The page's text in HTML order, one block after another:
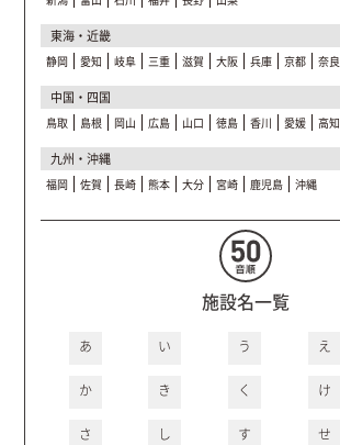
東海・近畿
静岡 愛知 岐阜 三重 滋賀 大阪 兵庫 京都 奈良
中国・四国
鳥取 島根 岡山 広島 山口 徳島 香川 愛媛 高知
九州・沖縄
福岡 佐賀 長崎 熊本 大分 宮崎 鹿児島 沖縄
施設名一覧
あ い う え
か き く け
さ し す せ